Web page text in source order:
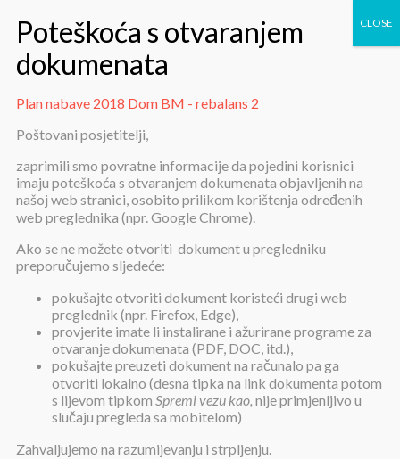
Plan nabave 2018 Dom BM –
rebalans 2
Plan nabave 2018 Dom BM –
rebalans 2
Objavljeno:27. rujna 2018.
Plan nabave 2018 Dom BM - rebalans 2
Plan nabave 2018 Dom BM - rebalans 2
Poštovani posjetitelji,
zaprimili smo povratne informacije da pojedini korisnici
imaju poteškoća s otvaranjem dokumenata objavljenih na
našoj web stranici, osobito prilikom korištenja određenih
web preglednika (npr. Google Chrome).
Ako se ne možete otvoriti dokument u pregledniku
preporučujemo sljedeće:
pokušajte otvoriti dokument koristeći drugi web
preglednik (npr. Firefox, Edge),
provjerite imate li instalirane i ažurirane programe za
otvaranje dokumenata (PDF, DOC, itd.),
pokušajte preuzeti dokument na računalo pa ga
otvoriti lokalno (desna tipka na link dokumenta potom
s lijevom tipkom Spremi vezu kao, nije primjenljivo u
slučaju pregleda sa mobitelom)
Zahvaljujemo na razumijevanju i strpljenju.